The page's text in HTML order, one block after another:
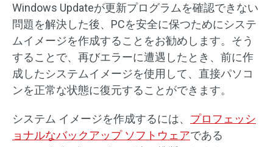
Windows Updateが更新プログラムを確認できない
問題を解決した後、PCを安全に保つためにシステ
ムイメージを作成することをお勧めします。そう
することで、再びエラーに遭遇したとき、前に作
成したシステムイメージを使用して、直接パソコ
ンを正常な状態に復元することができます。
システム イメージを作成するには、 プロフェッシ
ョナルなバックアップ ソフトウェアである